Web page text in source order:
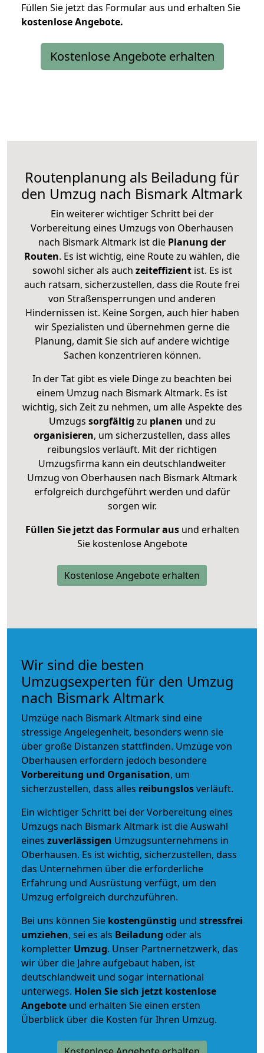
Füllen Sie jetzt das Formular aus und erhalten Sie
kostenloseAngebote.
Kostenlose Angebote erhalten
Routenplanung als Beiladung für
den Umzug nach Bismark Altmark
Ein weiterer wichtiger Schritt bei der
Vorbereitung eines Umzugs von Oberhausen
nach Bismark Altmark ist die Planung der
Routen. Es ist wichtig, eine Route zu wählen, die
sowohl sicher als auch zeiteffizientist. Es ist
auch ratsam, sicherzustellen, dass die Route frei
von Straßensperrungen und anderen
Hindernissen ist. Keine Sorgen, auch hier haben
wir Spezialisten und übernehmen gerne die
Planung, damit Sie sich auf andere wichtige
Sachen konzentrieren können.
In der Tat gibt es viele Dinge zu beachten bei
einem Umzug nach Bismark Altmark. Es ist
wichtig, sich Zeit zu nehmen, um alle Aspekte des
Umzugs sorgfältig zu planen und zu
organisieren, um sicherzustellen, dass alles
reibungslos verläuft. Mit der richtigen
Umzugsfirma kann ein deutschlandweiter
Umzug von Oberhausen nach Bismark Altmark
erfolgreich durchgeführt werden und dafür
sorgen wir.
Füllen Sie jetzt das Formular ausund erhalten
Sie kostenlose Angebote
Kostenlose Angebote erhalten
Wir sind die besten
Umzugsexperten für den Umzug
nach Bismark Altmark
Umzüge nach Bismark Altmark sind eine
stressige Angelegenheit, besonders wenn sie
über große Distanzen stattfinden. Umzüge von
Oberhausen erfordern jedoch besondere
Vorbereitung und Organisation, um
sicherzustellen, dass alles reibungslosverläuft.
Ein wichtiger Schritt bei der Vorbereitung eines
Umzugs nach Bismark Altmark ist die Auswahl
eines zuverlässigen Umzugsunternehmens in
Oberhausen. Es ist wichtig, sicherzustellen, dass
das Unternehmen über die erforderliche
Erfahrung und Ausrüstung verfügt, um den
Umzug erfolgreich durchzuführen.
Bei uns können Sie kostengünstig und stressfrei
umziehen, sei es als Beiladung oder als
kompletter Umzug. Unser Partnernetzwerk, das
wir über die Jahre aufgebaut haben, ist
deutschlandweit und sogar international
unterwegs. Holen Sie sich jetzt kostenlose
Angebote und erhalten Sie einen ersten
Überblick über die Kosten für Ihren Umzug.